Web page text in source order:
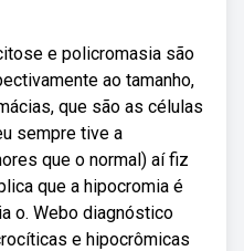
e policromasia são
ao tamanho,
que são as células
sempre tive a
que o normal) aí fiz
que a hipocromia é
o. Webo diagnóstico
e hipocrômicas